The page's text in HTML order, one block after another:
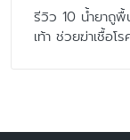
รีวิว 10 น้ำยาถู
เท้า ช่วยฆ่าเชื้อโร